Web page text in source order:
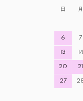
日 月
6 7
13 14
20 21
27 28